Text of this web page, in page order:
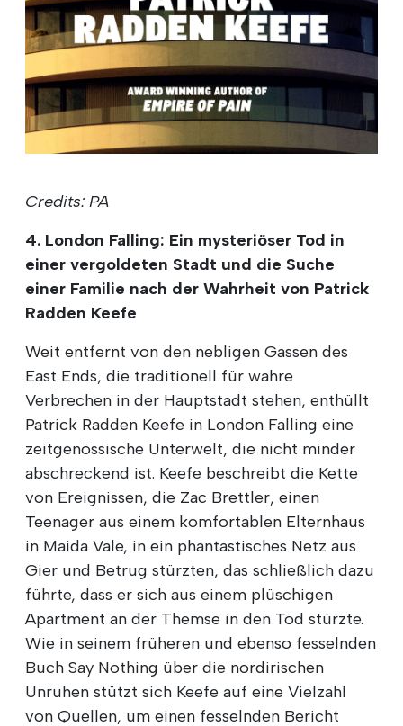
Credits: PA
4. London Falling: Ein mysteriöser Tod in
einer vergoldeten Stadt und die Suche
einer Familie nach der Wahrheit von Patrick
Radden Keefe
Weit entfernt von den nebligen Gassen des
East Ends, die traditionell für wahre
Verbrechen in der Hauptstadt stehen, enthüllt
Patrick Radden Keefe in London Falling eine
zeitgenössische Unterwelt, die nicht minder
abschreckend ist. Keefe beschreibt die Kette
von Ereignissen, die Zac Brettler, einen
Teenager aus einem komfortablen Elternhaus
in Maida Vale, in ein phantastisches Netz aus
Gier und Betrug stürzten, das schließlich dazu
führte, dass er sich aus einem plüschigen
Apartment an der Themse in den Tod stürzte.
Wie in seinem früheren und ebenso fesselnden
Buch Say Nothing über die nordirischen
Unruhen stützt sich Keefe auf eine Vielzahl
von Quellen, um einen fesselnden Bericht